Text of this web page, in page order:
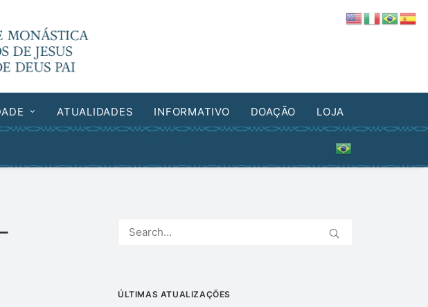
ATUALIDADES INFORMATIVO DOAÇÃO LOJA
ÚLTIMAS ATUALIZAÇÕES